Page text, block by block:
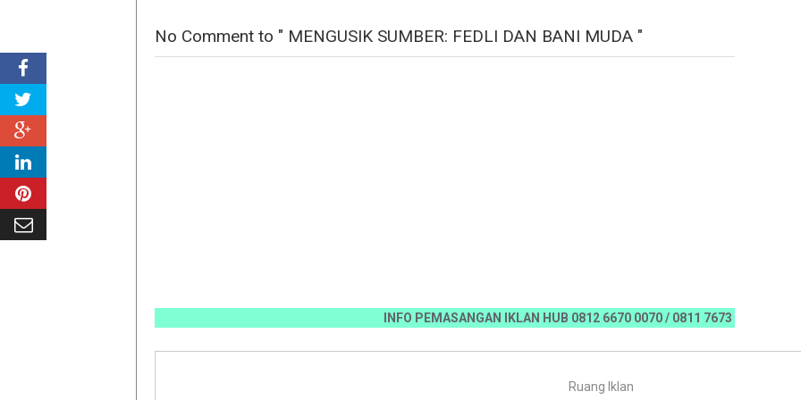
No Comment to " MENGUSIK SUMBER: FEDLI DAN BANI MUDA "
INFO PEMASANGAN IKLAN HUB 0812 6670 0070 / 0811 7673 35,
Ruang Iklan